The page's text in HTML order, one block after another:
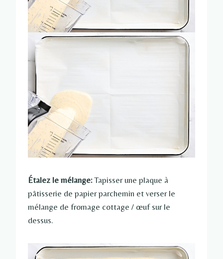
Étalez le mélange:Tapisser une plaque à
pâtisserie de papier parchemin et verser le
mélange de fromage cottage / œuf sur le
dessus.